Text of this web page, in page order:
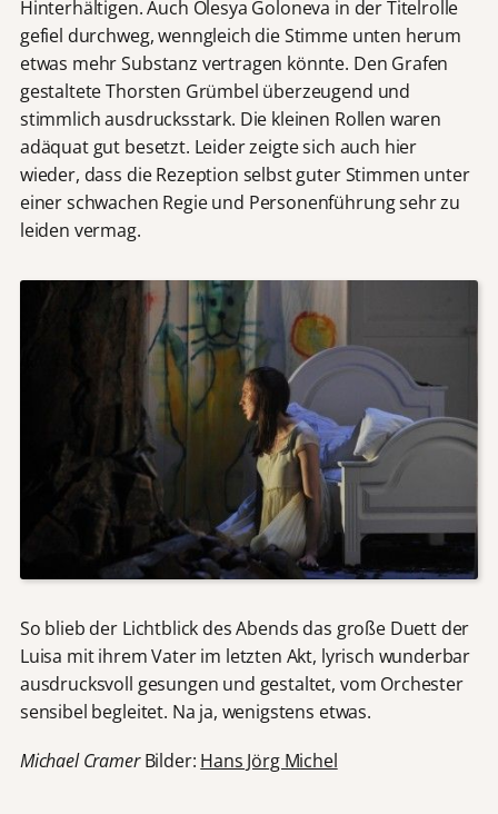
Hinterhältigen. Auch Olesya Goloneva in der Titelrolle
gefiel durchweg, wenngleich die Stimme unten herum
etwas mehr Substanz vertragen könnte. Den Grafen
gestaltete Thorsten Grümbel überzeugend und
stimmlich ausdrucksstark. Die kleinen Rollen waren
adäquat gut besetzt. Leider zeigte sich auch hier
wieder, dass die Rezeption selbst guter Stimmen unter
einer schwachen Regie und Personenführung sehr zu
leiden vermag.
So blieb der Lichtblick des Abends das große Duett der
Luisa mit ihrem Vater im letzten Akt, lyrisch wunderbar
ausdrucksvoll gesungen und gestaltet, vom Orchester
sensibel begleitet. Na ja, wenigstens etwas.
Michael CramerBilder: Hans Jörg Michel